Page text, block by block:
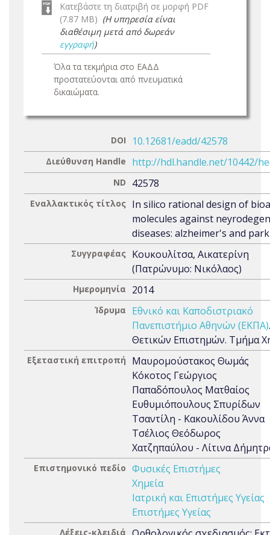
Κατεβάστε τη διατριβή σε μορφή PDF
(7.87 MB) (Η υπηρεσία είναι
διαθέσιμη μετά από δωρεάν
εγγραφή)
Όλα τα τεκμήρια στο ΕΑΔΔ
προστατεύονται από πνευματικά
δικαιώματα.
DOI 10.12681/eadd/42578
Διεύθυνση Handle http://hdl.handle.net/10442/
ND 42578
Εναλλακτικός τίτλος In silico rational design of
molecules against
diseases: alzheimer's and
Συγγραφέας Κουκουλίτσα, Αικατερίνη
(Πατρώνυμο: Νικόλαος)
Ημερομηνία 2014
Ίδρυμα
Εθνικό και Καποδιστριακό
Πανεπιστήμιο Αθηνών (ΕΚΠΑ)
Θετικών Επιστημών. Τμήμα
Εξεταστική επιτροπή
Μαυρομούστακος Θωμάς
Κόκοτος Γεώργιος
Παπαδόπουλος Ματθαίος
Ευθυμιόπουλους Σπυρίδων
Τσαντίλη - Κακουλίδου Άννα
Τσέλιος Θεόδωρος
Χατζηπαύλου - Λίτινα
Επιστημονικό πεδίο Φυσικές Επιστήμες
Χημεία
Ιατρική και Επιστήμες Υγείας
Επιστήμες Υγείας
Λέξεις-κλειδιά